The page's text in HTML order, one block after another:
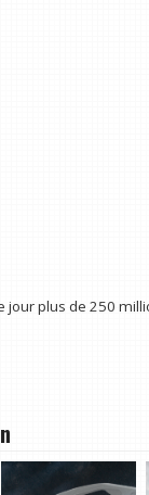
jour plus de 250